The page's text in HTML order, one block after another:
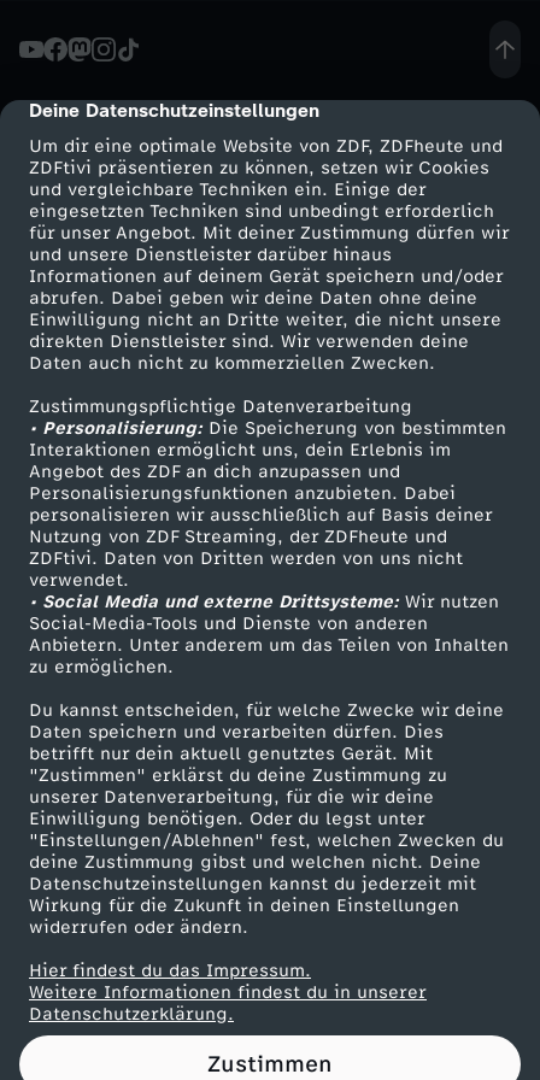
cmp-dialog-description
Deine Datenschutzeinstellungen
Um dir eine optimale Website von ZDF, ZDFheute und
ZDFtivi präsentieren zu können, setzen wir Cookies
und vergleichbare Techniken ein. Einige der
eingesetzten Techniken sind unbedingt erforderlich
für unser Angebot. Mit deiner Zustimmung dürfen wir
und unsere Dienstleister darüber hinaus
Informationen auf deinem Gerät speichern und/oder
abrufen. Dabei geben wir deine Daten ohne deine
Einwilligung nicht an Dritte weiter, die nicht unsere
direkten Dienstleister sind. Wir verwenden deine
Daten auch nicht zu kommerziellen Zwecken.
Zustimmungspflichtige Datenverarbeitung
• Personalisierung:Die Speicherung von bestimmten
Interaktionen ermöglicht uns, dein Erlebnis im
Angebot des ZDF an dich anzupassen und
Personalisierungsfunktionen anzubieten. Dabei
personalisieren wir ausschließlich auf Basis deiner
Nutzung von ZDF Streaming, der ZDFheute und
ZDFtivi. Daten von Dritten werden von uns nicht
verwendet.
• Social Media und externe Drittsysteme:Wir nutzen
Social-Media-Tools und Dienste von anderen
Anbietern. Unter anderem um das Teilen von Inhalten
zu ermöglichen.
Du kannst entscheiden, für welche Zwecke wir deine
Daten speichern und verarbeiten dürfen. Dies
betrifft nur dein aktuell genutztes Gerät. Mit
"Zustimmen" erklärst du deine Zustimmung zu
unserer Datenverarbeitung, für die wir deine
Einwilligung benötigen. Oder du legst unter
"Einstellungen/Ablehnen" fest, welchen Zwecken du
deine Zustimmung gibst und welchen nicht. Deine
Datenschutzeinstellungen kannst du jederzeit mit
Wirkung für die Zukunft in deinen Einstellungen
widerrufen oder ändern.
Hier findest du das Impressum.
Weitere Informationen findest du in unserer
Datenschutzerklärung.
Zustimmen
ä
c
h
-
A
m
e
t
o
v
i
c
(
S
P
D
)
:
Mehr ZDF
ZDF-Apps
Smart TV
ZDFtext
Livestreams
Sendungen A-Z
TV-Programm
Service
ZDFmitreden
Kontakt zum ZDF
Tickets
Zuschauerservice
Hilfe
ZDF Unternehmen
Karriere
ZDF goes Schule
Werbefernsehen
Mainzelmännchen
Partner